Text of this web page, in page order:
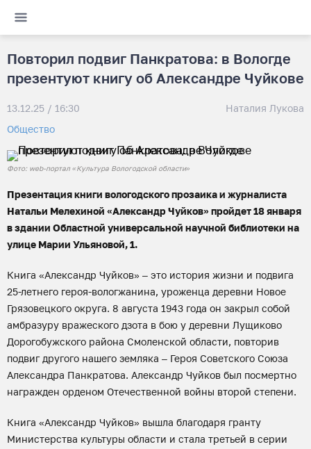
Повторил подвиг Панкратова: в Вологде
презентуют книгу об Александре Чуйкове
13.12.25 / 16:30
Наталия Лукова
Общество
Фото: web-портал «Культура Вологодской области»
Презентация книги вологодского прозаика и журналиста
Натальи Мелехиной «Александр Чуйков» пройдет 18 января
в здании Областной универсальной научной библиотеки на
улице Марии Ульяновой, 1.
Книга «Александр Чуйков» – это история жизни и подвига
25-летнего героя-вологжанина, уроженца деревни Новое
Грязовецкого округа. 8 августа 1943 года он закрыл собой
амбразуру вражеского дзота в бою у деревни Лущиково
Дорогобужского района Смоленской области, повторив
подвиг другого нашего земляка – Героя Советского Союза
Александра Панкратова. Александр Чуйков был посмертно
награжден орденом Отечественной войны второй степени.
Книга «Александр Чуйков» вышла благодаря гранту
Министерства культуры области и стала третьей в серии